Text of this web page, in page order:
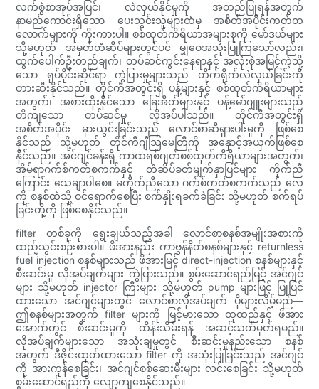
လက်စွဲစာအုပ်အပြင်၊ လဲလှယ်နိုင်မှုကို အတည်ပြုရန်အတွက်
နာမည်ကောင်းရှိသော ပေးသွင်းသူများထံမှ အစိတ်အပိုင်းကတ်တ
လောက်များကို ကိုးကားပါ။ စစ်ထုတ်ကိရိယာအများစုကို မော်ဒယ်များ
သို့မဟုတ် အမှတ်တံဆိပ်များတွင်ပင် မျှဝေအသုံးပြုကြသော်လည်း၊
ထွက်ပေါက်ဦးတည်ချက်၊ တပ်ဆင်ကွင်းနေရာနှင့် အလုံးစုံအမြင့်ကဲ့သို့
သော ရုပ်ပိုင်းဆိုင်ရာ ကွဲပြားမှုများသည် တိုက်ရိုက်လဲလှယ်ခြင်းကို
တားဆီးနိုင်သည်။ တိုင်ကီအတွင်းရှိ ပန့်များနှင့် စစ်ထုတ်ကိရိယာများ
အတွက်၊ အစားထိုးနိုင်သော ခြေအိတ်များနှင့် ပန့်မော်ဂျူးများသည်
တိကျသော တပ်ဆင်မှု လိုအပ်ပါသည်။ တိုင်ကီအတွင်းရှိ
အစိတ်အပိုင်း မှားယွင်းခြင်းသည် လောင်စာဆီရှားပါးမှုကို ဖြစ်စေ
နိုင်သည် သို့မဟုတ် တိုင်ကီဂျီသြမေတြီကို အနှောင့်အယှက်ဖြစ်စေ
နိုင်သည်။ အင်ဂျင်ခန်းရှိ ကာထရစ်ဂျတ်စစ်ထုတ်ကိရိယာများအတွက်၊
အိမ်ရာဂက်စ်ကတ်စကက်နှင့် တံဆိပ်ခတ်မျက်နှာပြင်များ ကိုက်ညီ
ကြောင်း သေချာပါစေ။ မကိုက်ညီသော ဂက်စ်ကတ်စကက်သည် လေ
ကို စနစ်ထဲသို့ ဝင်ရောက်စေပြီး စက်နှိုးရခက်ခဲခြင်း သို့မဟုတ် စက်ရပ်
ခြင်းတို့ကို ဖြစ်စေနိုင်သည်။
filter တစ်ခုကို ရွေးချယ်သည့်အခါ လောင်စာစနစ်အမျိုးအစားကို
ထည့်သွင်းစဉ်းစားပါ။ ဖိအားနည်း ကာဗွန်နိတ်စနစ်များနှင့် returnless
fuel injection စနစ်များသည် ဖိအားမြင့် direct-injection စနစ်များနှင့်
စီးဆင်းမှု လိုအပ်ချက်များ ကွဲပြားသည်။ စွမ်းဆောင်ရည်မြင့် အင်ဂျင်
များ သို့မဟုတ် injector ကြီးများ သို့မဟုတ် pump များဖြင့် ပြုပြင်
ထားသော အင်ဂျင်များတွင် လောင်စာလိုအပ်ချက် ပိုများလိမ့်မည်—
ဤစနစ်များအတွက် filter များကို မြင့်မားသော ထုထည်နှင့် ဖိအား
အောက်တွင် စီးဆင်းမှုကို ထိန်းသိမ်းရန် အဆင့်သတ်မှတ်ရမည်။
လိုအပ်ချက်များသော အသုံးချမှုတွင် စီးဆင်းမှုနည်းသော စနစ်
အတွက် ဒီဇိုင်းထုတ်ထားသော filter ကို အသုံးပြုခြင်းသည် အင်ဂျင်
ကို အားကုန်စေခြင်း၊ အင်ဂျင်စစ်ဆေးမီးများ လင်းစေခြင်း သို့မဟုတ်
စွမ်းဆောင်ရည်ကို လျော့ကျစေနိုင်သည်။